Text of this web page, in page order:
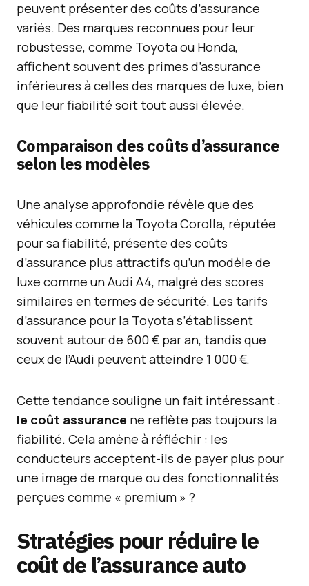
peuvent présenter des coûts d’assurance
variés. Des marques reconnues pour leur
robustesse, comme Toyota ou Honda,
affichent souvent des primes d’assurance
inférieures à celles des marques de luxe, bien
que leur fiabilité soit tout aussi élevée.
Comparaison des coûts d’assurance
selon les modèles
Une analyse approfondie révèle que des
véhicules comme la Toyota Corolla, réputée
pour sa fiabilité, présente des coûts
d’assurance plus attractifs qu’un modèle de
luxe comme un Audi A4, malgré des scores
similaires en termes de sécurité. Les tarifs
d’assurance pour la Toyota s’établissent
souvent autour de 600 € par an, tandis que
ceux de l’Audi peuvent atteindre 1 000 €.
Cette tendance souligne un fait intéressant :
le coût assurance ne reflète pas toujours la
fiabilité. Cela amène à réfléchir : les
conducteurs acceptent-ils de payer plus pour
une image de marque ou des fonctionnalités
perçues comme « premium » ?
Stratégies pour réduire le
coût de l’assurance auto